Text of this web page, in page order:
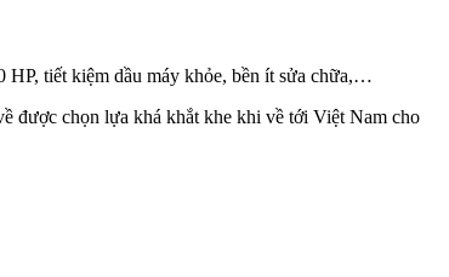
HP, tiết kiệm dầu máy khỏe, bền ít sửa chữa,…
được chọn lựa khá khắt khe khi về tới Việt Nam cho